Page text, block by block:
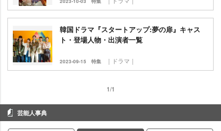
韓国ドラマ『スタートアップ:夢の扉』キャス
ト・登場人物・出演者一覧
2023-09-15 特集 ｜ドラマ｜
1/1
芸能人事典